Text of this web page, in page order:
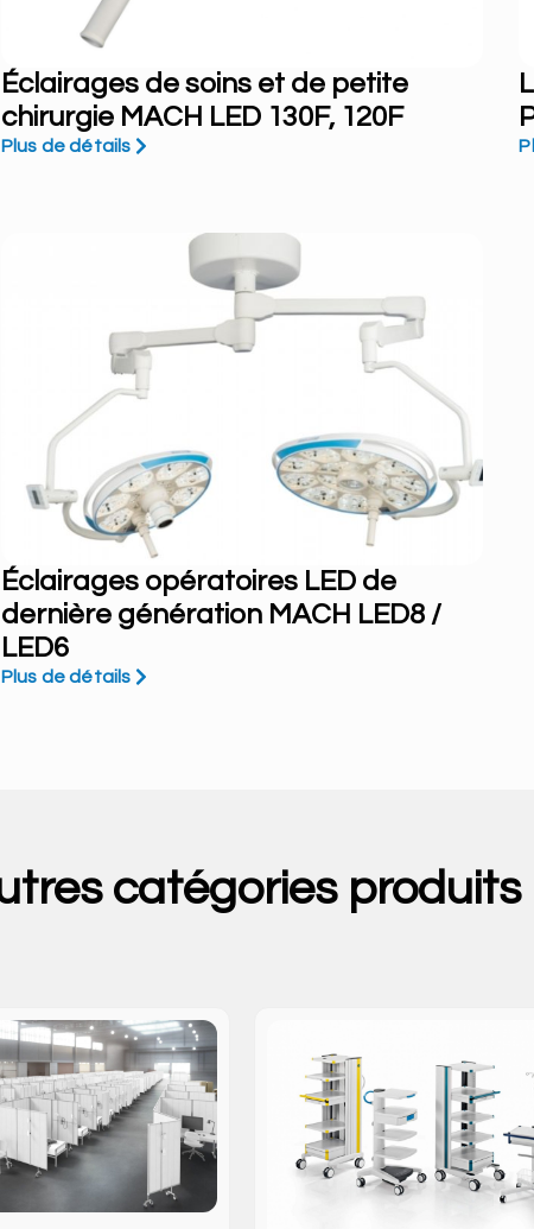
Éclairages de soins et de petite
chirurgie MACH LED 130F, 120F
Plus de détails
Éclairages opératoires LED de
dernière génération MACH LED8 /
LED6
Plus de détails
catégories produits